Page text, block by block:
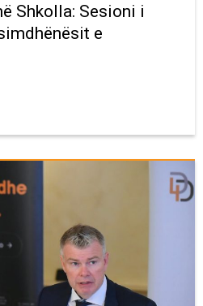
Shkolla: Sesioni i
e